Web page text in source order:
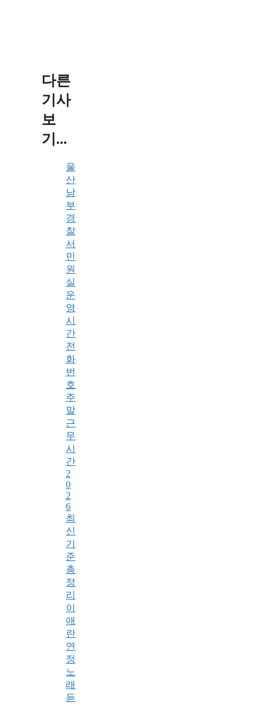
다른
기사
보
기...
울
산
남
부
경
찰
서
민
원
실
운
영
시
간
전
화
번
호
주
말
근
무
시
간
2
0
2
6
최
신
기
준
총
정
리
이
애
란
연
정
노
래
듣